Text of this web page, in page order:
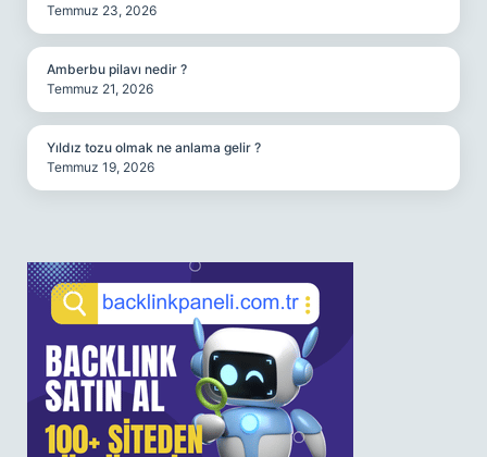
Temmuz 23, 2026
Amberbu pilavı nedir ?
Temmuz 21, 2026
Yıldız tozu olmak ne anlama gelir ?
Temmuz 19, 2026